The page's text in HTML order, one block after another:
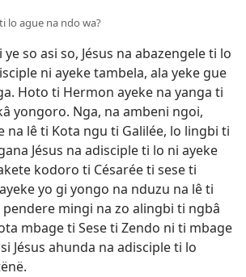
lo ague na ndo wa?
so asi so, Jésus na abazengele ti lo
ni ayeke tambela, ala yeke gue
Hoto ti Hermon ayeke na yanga ti
yongoro. Nga, na ambeni ngoi,
na lê ti Kota ngu ti Galilée, lo lingbi ti
Jésus na adisciple ti lo ni ayeke
kodoro ti Césarée ti sese ti
yo gi yongo na nduzu na lê ti
pendere mingi na zo alingbi ti ngbâ
mbage ti Sese ti Zendo ni ti mbage
Jésus ahunda na adisciple ti lo